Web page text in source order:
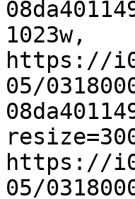
1023w,
https://
05/
https://
05/